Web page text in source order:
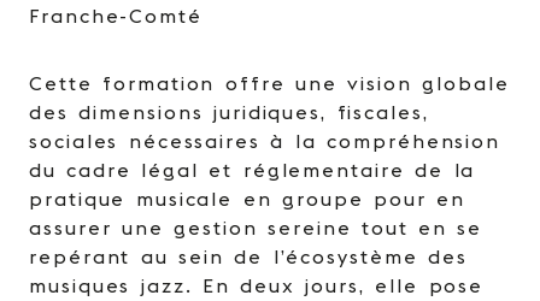
Franche-Comté
Cette formation offre une vision globale
des dimensions juridiques, fiscales,
sociales nécessaires à la compréhension
du cadre légal et réglementaire de la
pratique musicale en groupe pour en
assurer une gestion sereine tout en se
repérant au sein de l’écosystème des
musiques jazz. ​​En deux jours, elle pose